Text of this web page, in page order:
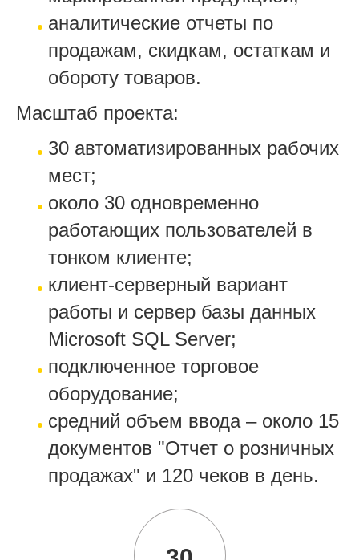
аналитические отчеты по
продажам, скидкам, остаткам и
обороту товаров.
Масштаб проекта:
30 автоматизированных рабочих
мест;
около 30 одновременно
работающих пользователей в
тонком клиенте;
клиент-серверный вариант
работы и сервер базы данных
Microsoft SQL Server;
подключенное торговое
оборудование;
средний объем ввода – около 15
документов "Отчет о розничных
продажах" и 120 чеков в день.